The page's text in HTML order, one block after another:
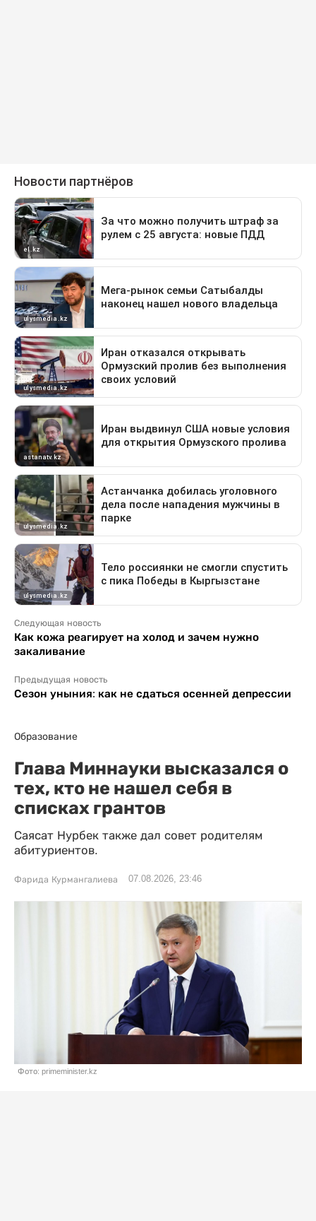
Следующая новость
Как кожа реагирует на холод и зачем нужно
закаливание
Предыдущая новость
Сезон уныния: как не сдаться осенней депрессии
Образование
Глава Миннауки высказался о
тех, кто не нашел себя в
списках грантов
Саясат Нурбек также дал совет родителям
абитуриентов.
Фарида Курмангалиева 07.08.2026, 23:46
Фото: primeminister.kz